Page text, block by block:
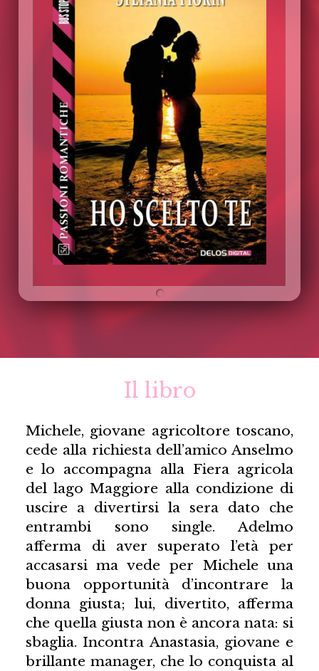
Il libro
Michele, giovane agricoltore toscano,
cede alla richiesta dell’amico Anselmo
e lo accompagna alla Fiera agricola
del lago Maggiore alla condizione di
uscire a divertirsi la sera dato che
entrambi sono single. Adelmo
afferma di aver superato l’età per
accasarsi ma vede per Michele una
buona opportunità d’incontrare la
donna giusta; lui, divertito, afferma
che quella giusta non è ancora nata: si
sbaglia. Incontra Anastasia, giovane e
brillante manager, che lo conquista al